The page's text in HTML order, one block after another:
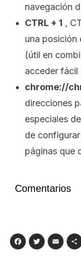
navegación
CTRL + 1 ,
una posición
(útil en
acceder fácil
chrome://
direcciones
especiales
de
páginas que
Comentarios